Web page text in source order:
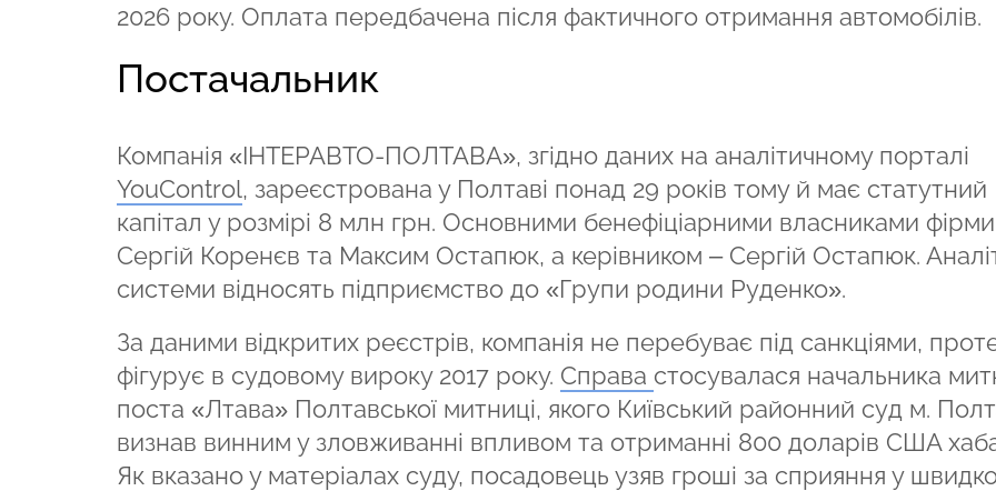
2026 року. Оплата передбачена після фактичного отримання автомобілів.
Постачальник
Компанія «ІНТЕРАВТО-ПОЛТАВА», згідно даних на аналітичному порталі
YouControl, зареєстрована у Полтаві понад 29 років тому й має статутний
капітал у розмірі 8 млн грн. Основними бенефіціарними власниками
Сергій Коренєв та Максим Остапюк, а керівником – Сергій Остапюк.
системи відносять підприємство до «Групи родини Руденко».
За даними відкритих реєстрів, компанія не перебуває під санкціями,
фігурує в судовому вироку 2017 року. Справа стосувалася начальника
поста «Лтава» Полтавської митниці, якого Київський районний суд м.
визнав винним у зловживанні впливом та отриманні 800 доларів США
Як вказано у матеріалах суду, посадовець узяв гроші за сприяння у